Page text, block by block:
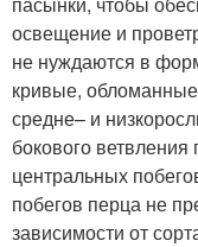
освещение и
не нуждаются в
кривые,
средне– и
бокового
центральных
побегов перца не
зависимости от